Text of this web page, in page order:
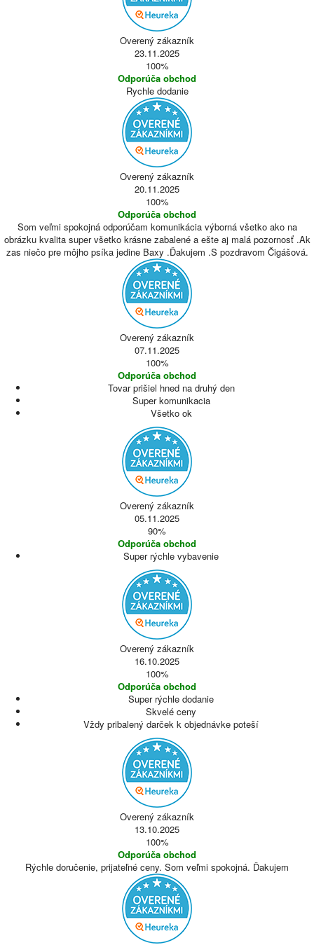
Overený zákazník
23.11.2025
100%
Odporúča obchod
Rychle dodanie
Overený zákazník
20.11.2025
100%
Odporúča obchod
Som veľmi spokojná odporúčam komunikácia výborná všetko ako na
obrázku kvalita super všetko krásne zabalené a ešte aj malá pozornosť .Ak
zas niečo pre môjho psíka jedine Baxy .Ďakujem .S pozdravom Čigášová.
Overený zákazník
07.11.2025
100%
Odporúča obchod
Tovar prišiel hned na druhý den
Super komunikacia
Všetko ok
Overený zákazník
05.11.2025
90%
Odporúča obchod
Super rýchle vybavenie
Overený zákazník
16.10.2025
100%
Odporúča obchod
Super rýchle dodanie
Skvelé ceny
Vždy pribalený darček k objednávke poteší
Overený zákazník
13.10.2025
100%
Odporúča obchod
Rýchle doručenie, prijateľné ceny. Som veľmi spokojná. Ďakujem